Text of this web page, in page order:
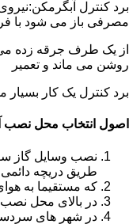
مصرفی باز می شود با
از یک طرف جرقه زده
روشن می ماند و تعمیر
برد کنترل یک کار
اصول انتخاب محل نصب
طریق دریچه دائمی
که مستقیما به
در بالای محل نصب آبگرمکن
در شهر های